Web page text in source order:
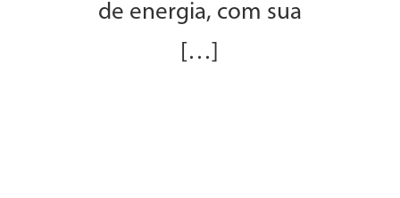
de energia, com sua
[…]